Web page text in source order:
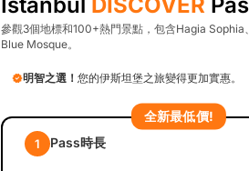
參觀3個地標和100+熱門景點，包含Hagia Sophia
Blue Mosque。
明智之選！ 您的伊斯坦堡之旅變得更加實惠。
全新最低價!
1 Pass時長